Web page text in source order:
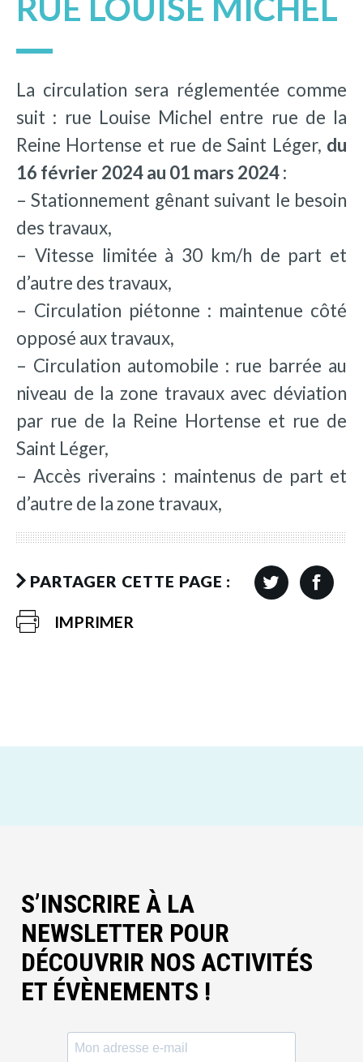
RUE LOUISE MICHEL
La circulation sera réglementée comme
suit : rue Louise Michel entre rue de la
Reine Hortense et rue de Saint Léger, du
16 février 2024 au 01 mars 2024 :
– Stationnement gênant suivant le besoin
des travaux,
– Vitesse limitée à 30 km/h de part et
d’autre des travaux,
– Circulation piétonne : maintenue côté
opposé aux travaux,
– Circulation automobile : rue barrée au
niveau de la zone travaux avec déviation
par rue de la Reine Hortense et rue de
Saint Léger,
– Accès riverains : maintenus de part et
d’autre de la zone travaux,
PARTAGER CETTE PAGE :
IMPRIMER
S’INSCRIRE À LA
NEWSLETTER POUR
DÉCOUVRIR NOS ACTIVITÉS
ET ÉVÈNEMENTS !